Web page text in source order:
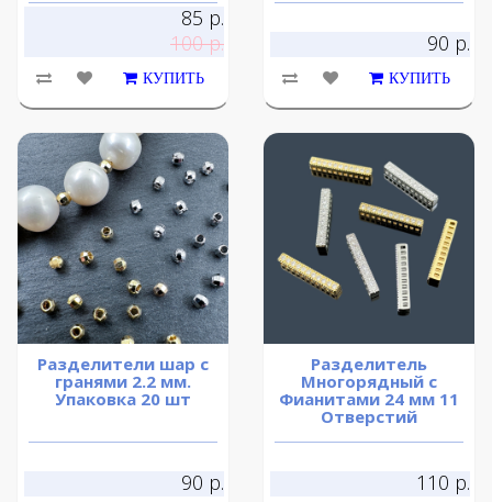
85 р.
100 р.
КУПИТЬ
90 р.
КУПИТЬ
Разделители шар с
гранями 2.2 мм.
Упаковка 20 шт
90 р.
Разделитель
Многорядный с
Фианитами 24 мм 11
Отверстий
110 р.